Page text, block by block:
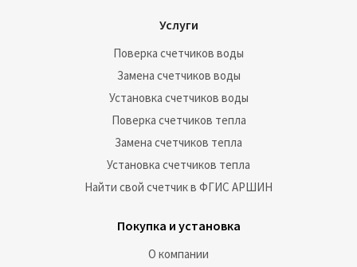
Услуги
Поверка счетчиков воды
Замена счетчиков воды
Установка счетчиков воды
Поверка счетчиков тепла
Замена счетчиков тепла
Установка счетчиков тепла
Найти свой счетчик в ФГИС АРШИН
Покупка и установка
О компании